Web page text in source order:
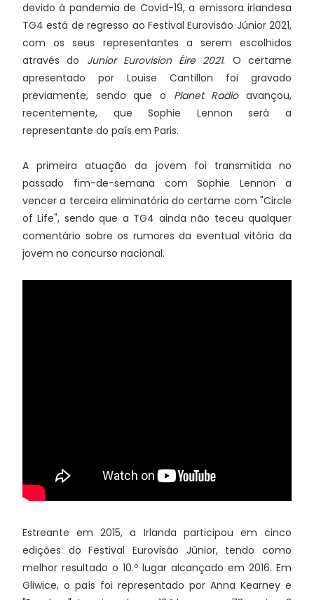
devido à pandemia de Covid-19, a emissora irlandesa
TG4 está de regresso ao Festival Eurovisão Júnior 2021,
com os seus representantes a serem escolhidos
através do Junior Eurovision Éire 2021. O certame
apresentado por Louise Cantillon foi gravado
previamente, sendo que o Planet Radioavançou,
recentemente, que Sophie Lennon será a
representante do país em Paris.
A primeira atuação da jovem foi transmitida no
passado fim-de-semana com Sophie Lennon a
vencer a terceira eliminatória do certame com "Circle
of Life", sendo que a TG4 ainda não teceu qualquer
comentário sobre os rumores da eventual vitória da
jovem no concurso nacional.
Estreante em 2015, a Irlanda participou em cinco
edições do Festival Eurovisão Júnior, tendo como
melhor resultado o 10.º lugar alcançado em 2016. Em
Gliwice, o país foi representado por Anna Kearney e